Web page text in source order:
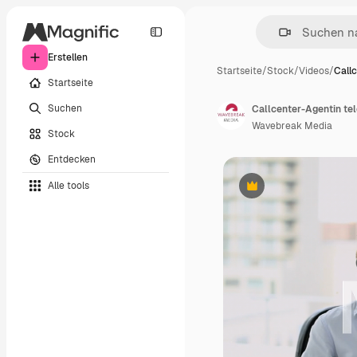
Erstellen
Startseite
Suchen
Stock
Entdecken
Alle tools
Startseite/Stock/Videos/
Premium
Callcenter-Agentin
Wavebreak Media